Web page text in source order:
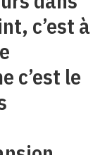
c’est à
c’est le